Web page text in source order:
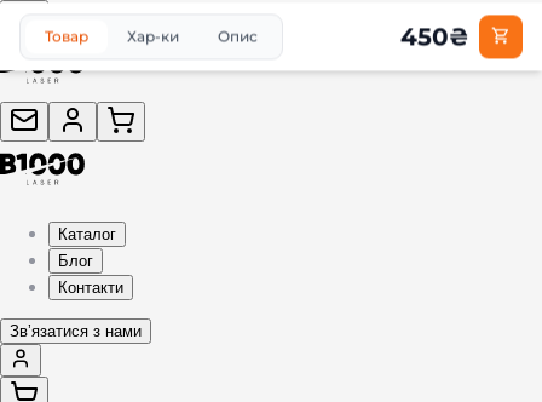
Каталог
Блог
Контакти
Звʼязатися з нами
Товар Хар-ки Опис 450₴